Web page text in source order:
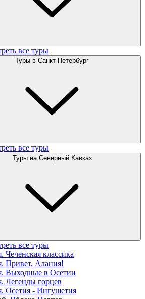
все туры
Туры в Санкт-Петербург
все туры
Туры на Северный Кавказ
все туры
Чеченская классика
Привет, Алания!
Выходные в Осетии
Легенды горцев
Осетия - Ингушетия